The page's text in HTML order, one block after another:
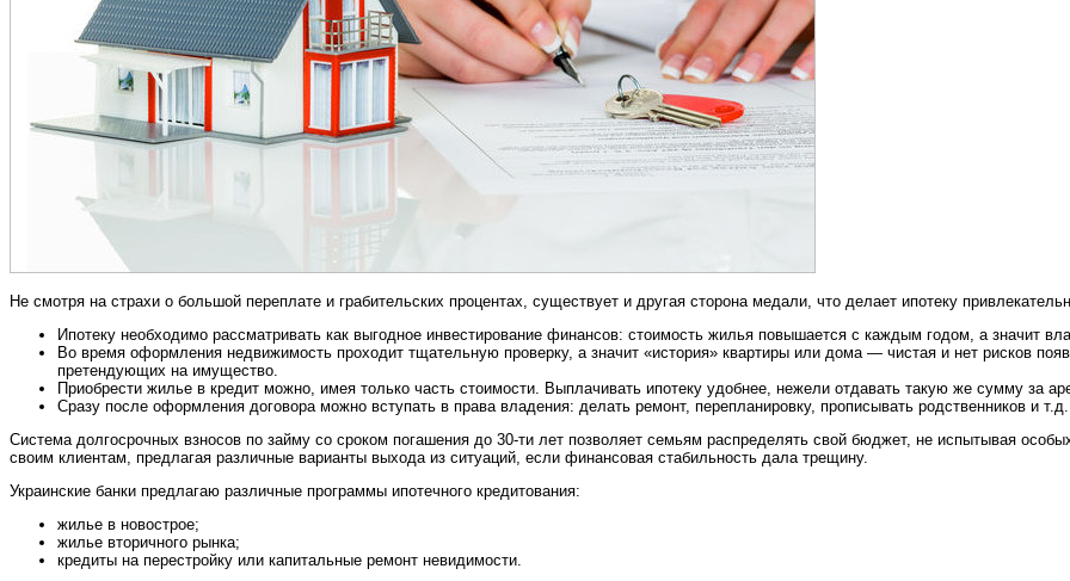
Не смотря на страхи о большой переплате и грабительских процентах, существует и другая сторона медали, что делает ипотеку
Ипотеку необходимо рассматривать как выгодное инвестирование финансов: стоимость жилья повышается с каждым годом, а значит
Во время оформления недвижимость проходит тщательную проверку, а значит «история» квартиры или дома — чистая и нет рисков
претендующих на имущество.
Приобрести жилье в кредит можно, имея только часть стоимости. Выплачивать ипотеку удобнее, нежели отдавать такую же сумму за
Сразу после оформления договора можно вступать в права владения: делать ремонт, перепланировку, прописывать родственников и
Система долгосрочных взносов по займу со сроком погашения до 30-ти лет позволяет семьям распределять свой бюджет, не испытывая
своим клиентам, предлагая различные варианты выхода из ситуаций, если финансовая стабильность дала трещину.
Украинские банки предлагаю различные программы ипотечного кредитования:
жилье в новострое;
жилье вторичного рынка;
кредиты на перестройку или капитальные ремонт невидимости.